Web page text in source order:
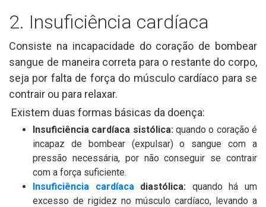
2. Insuficiência cardíaca
Consiste na incapacidade do coração de bombear
sangue de maneira correta para o restante do corpo,
seja por falta de força do músculo cardíaco para se
contrair ou para relaxar.
Existem duas formas básicas da doença:
Insuficiência cardíaca sistólica:quando o coração é
incapaz de bombear (expulsar) o sangue com a
pressão necessária, por não conseguir se contrair
com a força suficiente.
Insuficiência cardíacadiastólica: quando há um
excesso de rigidez no músculo cardíaco, levando a